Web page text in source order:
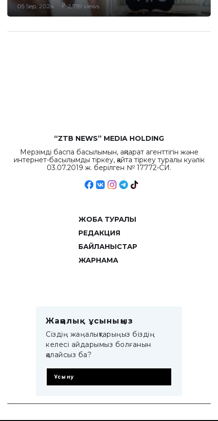
05 Sep, 2024 2,759 views
“ZTB NEWS” MEDIA HOLDING
Мерзімді баспа басылымын, ақпарат агенттігін және
интернет-басылымды тіркеу, қайта тіркеу туралы куәлік
03.07.2019 ж. берілген № 17772-СИ.
ЖОБА ТУРАЛЫ
РЕДАКЦИЯ
БАЙЛАНЫСТАР
ЖАРНАМА
Жаңалық ұсыныңыз
Сіздің жаңалықтарыңыз біздің
келесі айдарымыз болғанын
қалайсыз ба?
Ұсыну